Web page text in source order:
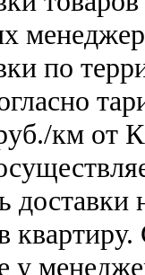
по
км от
у